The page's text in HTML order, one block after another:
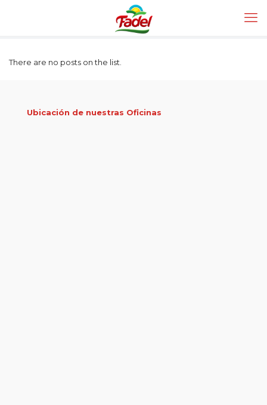
There are no posts on the list.
Ubicación de nuestras Oficinas